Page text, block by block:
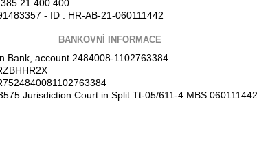
21 400 400
- ID : HR-AB-21-060111442
BANKOVNÍ INFORMACE
Bank, account 2484008-1102763384
Jurisdiction Court in Split Tt-05/611-4 MBS 060111442